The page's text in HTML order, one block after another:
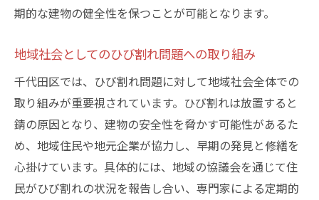
期的な建物の健全性を保つことが可能となります。
地域社会としてのひび割れ問題への取り組み
千代田区では、ひび割れ問題に対して地域社会全体での
取り組みが重要視されています。ひび割れは放置すると
錆の原因となり、建物の安全性を脅かす可能性があるた
め、地域住民や地元企業が協力し、早期の発見と修繕を
心掛けています。具体的には、地域の協議会を通じて住
民がひび割れの状況を報告し合い、専門家による定期的